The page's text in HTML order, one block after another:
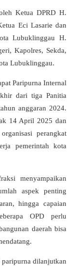
Ketua DPRD H.
Eci Lasarie dan
Lubuklinggau H.
Kapolres, Sekda,
Lubuklinggau.
Paripurna Internal
dari tiga Panitia
anggaran 2024.
14 April 2025 dan
perangkat
pemerintah kota
menyampaikan
aspek penting
hingga capaian
OPD perlu
daerah bisa
paripurna dilanjutkan